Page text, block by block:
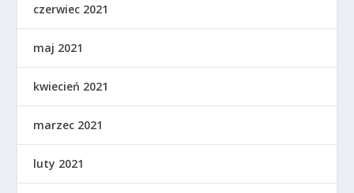
czerwiec 2021
maj 2021
kwiecień 2021
marzec 2021
luty 2021